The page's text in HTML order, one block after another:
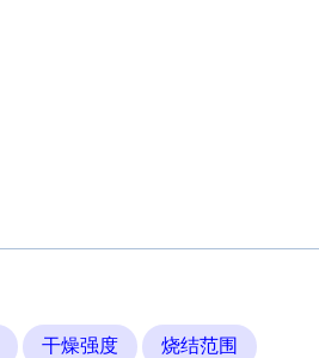
干燥强度 烧结范围